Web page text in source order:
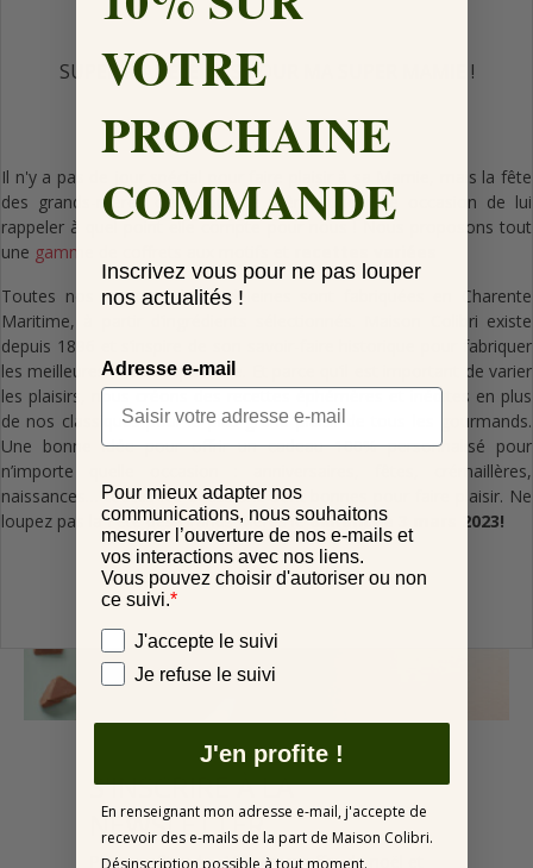
SUPER MADELEINES POUR MA SUPER MAMIE !
Il n'y a pas de jour spécial pour faire plaisir à sa Mamie, mais la fête
des grands-mères c'est tout de même une jolie occasion de lui
rappeler à quel point elle compte pour nous ! Nous proposons tout
une gamme de coffrets
Toutes nos recettes de madeleines sont fabriquées en Charente
Maritime, à partir d’ingrédients sélectionnés. Maison Colibri existe
depuis 1896 et s’inspire de son savoir-faire historique pour fabriquer
les meilleures recettes possible. Et parce qu’il est important de varier
les plaisirs, nous créons des recettes éphémères et inédites en plus
de nos classiques pour le plus grand plaisir de tous les gourmands.
Une bonne idée pour offrir un cadeau 100% personnalisé pour
n’importe quelle occasion : anniversaires, fêtes, crémaillères,
naissances… toutes les occasions sont bonnes pour faire plaisir. Ne
loupez pas la Fête des Grands Mères ledimanche 3 mars 2023!
S'INSCRIRE À LA
NEWSLETTER
Pour profiter de -10% (hors offre de noël et
VOTRE
PROCHAINE
COMMANDE
Inscrivez vous pour ne pas louper
nos actualités !
Adresse e-mail
Pour mieux adapter nos
communications, nous souhaitons
mesurer l’ouverture de nos e-mails et
vos interactions avec nos liens.
Vous pouvez choisir d'autoriser ou non
ce suivi.*
Vos préférences
J'accepte le suivi
Je refuse le suivi
J'en profite !
En renseignant mon adresse e-mail, j'accepte de
recevoir des e-mails de la part de Maison Colibri.
Désinscription possible à tout moment.